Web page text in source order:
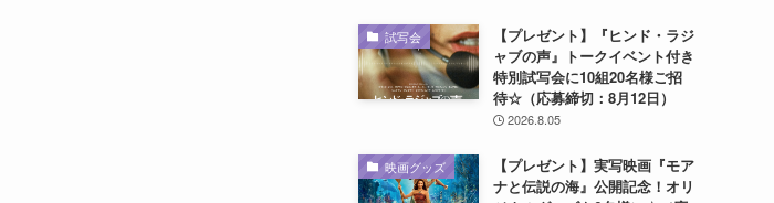
試写会
【プレゼント】『ヒンド・ラジ
ャブの声』トークイベント付き
特別試写会に10組20名様ご招
待☆（応募締切：8月12日）
2026.8.05
映画グッズ
【プレゼント】実写映画『モア
ナと伝説の海』公開記念！オリ